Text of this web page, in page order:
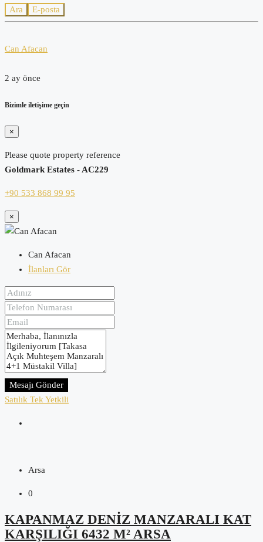
Ara E-posta
Can Afacan
2 ay önce
Bizimle iletişime geçin
×
Please quote property reference
Goldmark Estates - AC229
+90 533 868 99 95
×
Can Afacan
İlanları Gör
Mesajı Gönder
Satılık Tek Yetkili
Arsa
0
KAPANMAZ DENIZ MANZARALI KAT
KARŞILIĞI 6432 M² ARSA